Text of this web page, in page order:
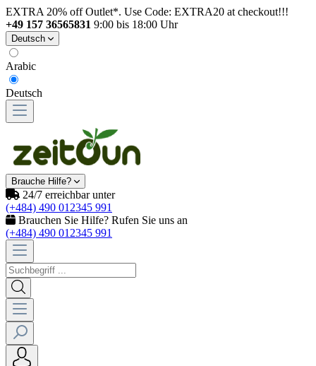
EXTRA 20% off Outlet*. Use Code: EXTRA20 at checkout!!!
+49 157 36565831 9:00 bis 18:00 Uhr
Deutsch
Arabic
Deutsch
Brauche Hilfe?
24/7 erreichbar unter
(+484) 490 012345 991
Brauchen Sie Hilfe? Rufen Sie uns an
(+484) 490 012345 991